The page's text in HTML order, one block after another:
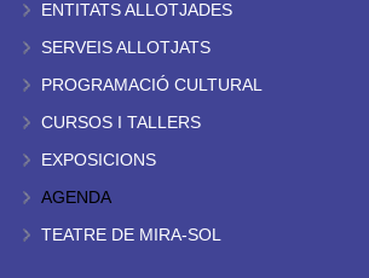
ENTITATS ALLOTJADES
SERVEIS ALLOTJATS
PROGRAMACIÓ CULTURAL
CURSOS I TALLERS
EXPOSICIONS
AGENDA
TEATRE DE MIRA-SOL